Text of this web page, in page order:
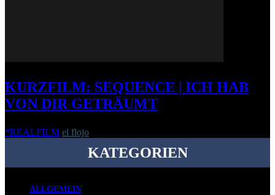
KURZFILM: SEQUENCE | ICH HAB
VON DIR GETRÄUMT
*REALFILM el flojo
KATEGORIEN
ALLGEMEIN